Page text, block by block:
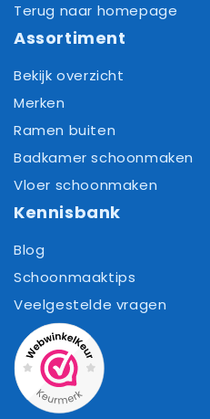
Terug naar homepage
Assortiment
Bekijk overzicht
Merken
Ramen buiten
Badkamer schoonmaken
Vloer schoonmaken
Kennisbank
Blog
Schoonmaaktips
Veelgestelde vragen